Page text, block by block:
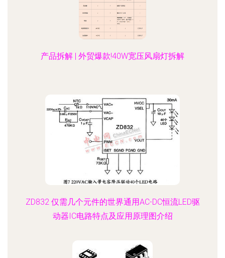
产品拆解 | 外贸爆款!40W宽压风扇灯拆解
ZD832 仅需几个元件的世界通用AC-DC恒流LED驱
动器IC电路特点及应用原理图介绍